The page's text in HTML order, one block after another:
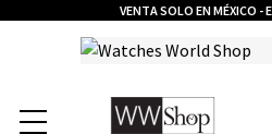
VENTA SOLO EN MÉXICO -